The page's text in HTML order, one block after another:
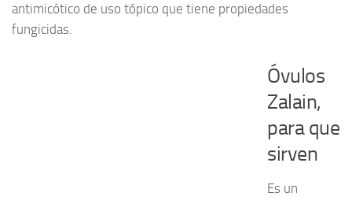
Reproducción Asistida
antimicótico de uso tópico que tiene propiedades
fungicidas.
Óvulos
Zalain,
para que
sirven
Es un